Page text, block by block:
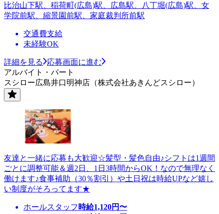
比治山下駅、稲荷町(広島)駅、広島駅、八丁堀(広島)駅、女
学院前駅、縮景園前駅、家庭裁判所前駅
交通費支給
未経験OK
詳細を見る
応募画面に進む
アルバイト・パート
スシロー広島井口明神店（株式会社あきんどスシロー）
友達と一緒に応募も大歓迎☆髪型・髪色自由♪シフトは1週間
ごとに調整可能＆週2日、1日3時間からOK！なので無理なく
働けます♪食事補助（30％割引）や土日祝は時給UPなど嬉し
い制度がそろってます★
ホールスタッフ 時給1,120円〜